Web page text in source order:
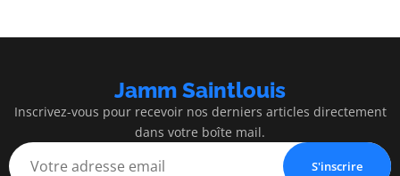
Jamm Saintlouis
Inscrivez-vous pour recevoir nos derniers articles directement
dans votre boîte mail.
S'inscrire